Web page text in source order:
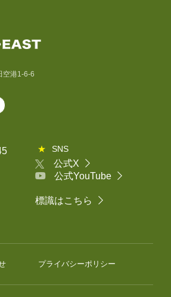
空港1-6-6
★ SNS
公式X
公式YouTube
標識はこちら
プライバシーポリシー